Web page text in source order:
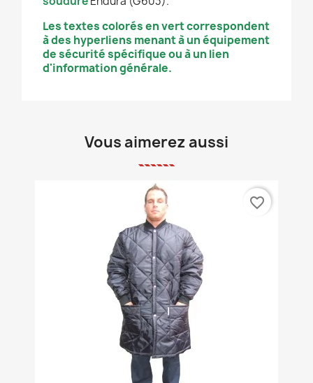
Les textes colorés en vert correspondent
à des hyperliens menant à un équipement
de sécurité spécifique ou à un lien
d'information générale.
Vous aimerez aussi
favorite_border